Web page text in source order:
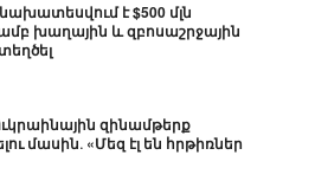
է $500 մլն
խաղային և զբոսաշրջային
զինամթերք
մասին․ «Մեզ էլ են հրթիռներ